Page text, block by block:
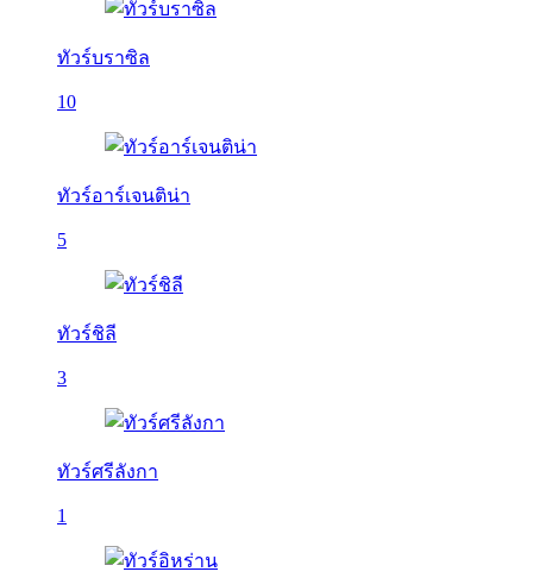
ทัวร์บราซิล
10
ทัวร์อาร์เจนติน่า
5
ทัวร์ชิลี
3
ทัวร์ศรีลังกา
1